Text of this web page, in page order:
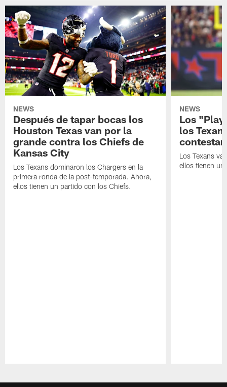
NEWS
Después de tapar bocas los
Houston Texas van por la
grande contra los Chiefs de
Kansas City
Los Texans dominaron los Chargers en la
primera ronda de la post-temporada. Ahora,
ellos tienen un partido con los Chiefs.
NEWS
Los
los
contestar
Los Texans
ellos tienen un